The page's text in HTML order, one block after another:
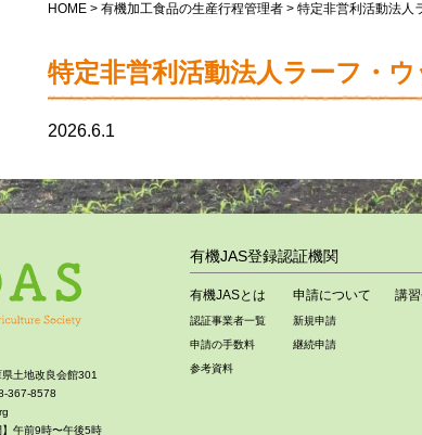
HOME > 有機加工食品の生産行程管理者 > 特定非営利活動法人
特定非営利活動法人ラーフ・
2026.6.1
土地改良会館301
367-8578
】午前9時〜午後5時
有機JAS登録認証機関
有機JASとは
認証事業者一覧
申請の手数料
参考資料
申請について
新規申請
継続申請
講